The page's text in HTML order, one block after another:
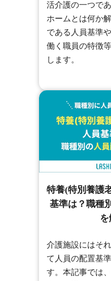
活介護の一つで
ホームとは何か
である人員基準
働く職員の特徴
します。
特養(特別養護
基準は？職種
介護施設にはそ
て人員の配置基
す。本記事では